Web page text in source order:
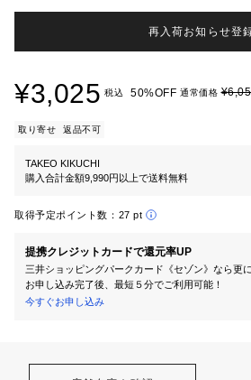
再入荷お知らせ登
¥3,025 税込 50%OFF 通常価格
取り寄せ 返品不可
TAKEO KIKUCHI
購入合計金額9,990円以上で送料無料
取得予定ポイント数： 27 pt
提携クレジットカードで還元率UP
三井ショッピングパークカード《セゾン》なら更
お申し込み完了後、最短５分でご利用可能！
今すぐお申し込み